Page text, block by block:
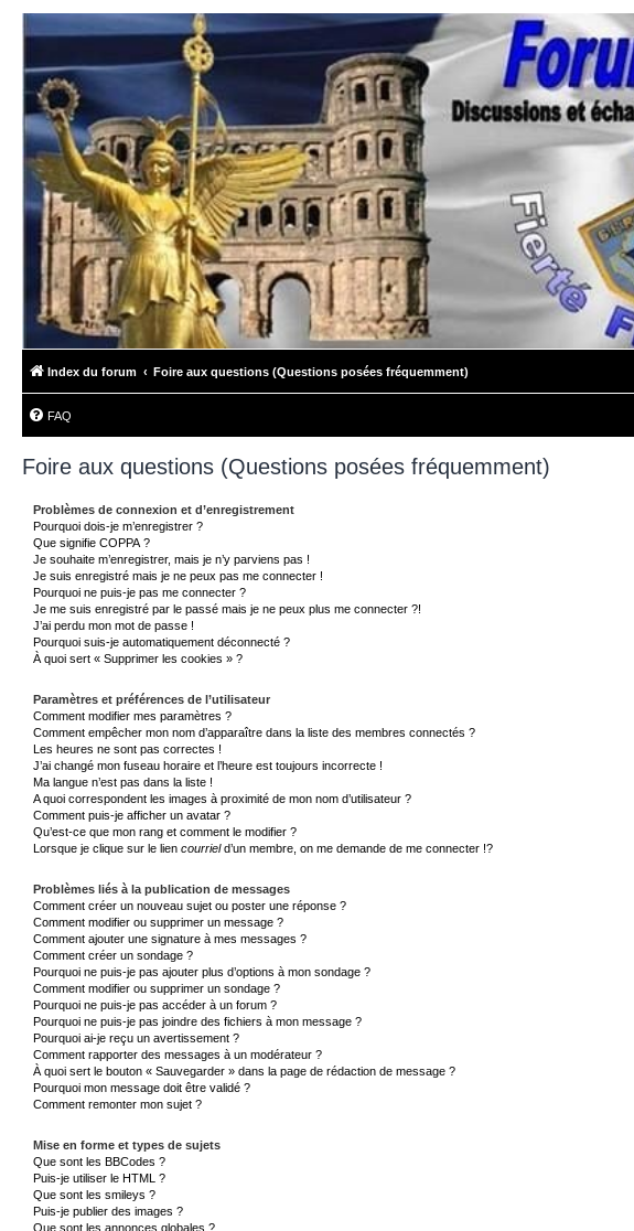
Index du forum Foire aux questions (Questions posées fréquemment)
FAQ
Foire aux questions (Questions posées fréquemment)
Problèmes de connexion et d’enregistrement
Pourquoi dois-je m’enregistrer ?
Que signifie COPPA ?
Je souhaite m’enregistrer, mais je n’y parviens pas !
Je suis enregistré mais je ne peux pas me connecter !
Pourquoi ne puis-je pas me connecter ?
Je me suis enregistré par le passé mais je ne peux plus me connecter ?!
J’ai perdu mon mot de passe !
Pourquoi suis-je automatiquement déconnecté ?
À quoi sert « Supprimer les cookies » ?
Paramètres et préférences de l’utilisateur
Comment modifier mes paramètres ?
Comment empêcher mon nom d’apparaître dans la liste des membres connectés ?
Les heures ne sont pas correctes !
J’ai changé mon fuseau horaire et l’heure est toujours incorrecte !
Ma langue n’est pas dans la liste !
A quoi correspondent les images à proximité de mon nom d’utilisateur ?
Comment puis-je afficher un avatar ?
Qu’est-ce que mon rang et comment le modifier ?
Lorsque je clique sur le lien courrield’un membre, on me demande de me connecter !?
Problèmes liés à la publication de messages
Comment créer un nouveau sujet ou poster une réponse ?
Comment modifier ou supprimer un message ?
Comment ajouter une signature à mes messages ?
Comment créer un sondage ?
Pourquoi ne puis-je pas ajouter plus d’options à mon sondage ?
Comment modifier ou supprimer un sondage ?
Pourquoi ne puis-je pas accéder à un forum ?
Pourquoi ne puis-je pas joindre des fichiers à mon message ?
Pourquoi ai-je reçu un avertissement ?
Comment rapporter des messages à un modérateur ?
À quoi sert le bouton « Sauvegarder » dans la page de rédaction de message ?
Pourquoi mon message doit être validé ?
Comment remonter mon sujet ?
Mise en forme et types de sujets
Que sont les BBCodes ?
Puis-je utiliser le HTML ?
Que sont les smileys ?
Puis-je publier des images ?
Que sont les annonces globales ?